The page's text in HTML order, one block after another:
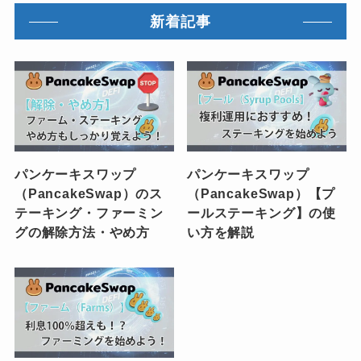
新着記事
パンケーキスワップ
（PancakeSwap）のス
テーキング・ファーミン
グの解除方法・やめ方
パンケーキスワップ
（PancakeSwap）【プ
ールステーキング】の使
い方を解説